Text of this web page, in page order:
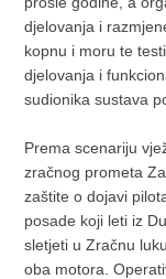
djelovanja i
kopnu i moru te
djelovanja i
sudionika sustava
Prema scenariju
zračnog prometa
zaštite o dojavi
posade koji leti iz
sletjeti u Zračnu
oba motora.